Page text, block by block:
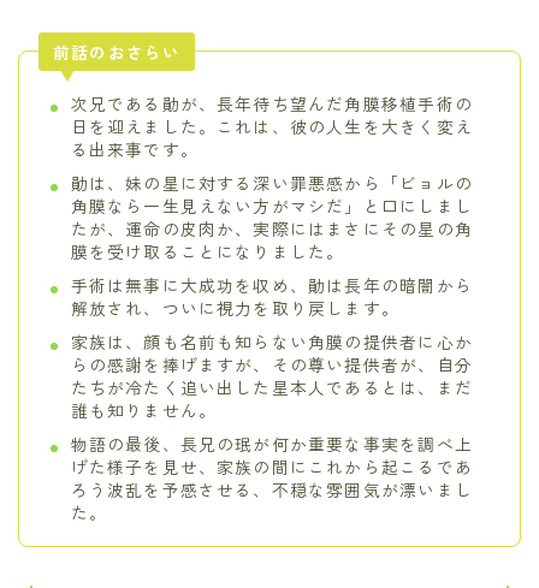
前話のおさらい
次兄である勛が、長年待ち望んだ角膜移植手術の
日を迎えました。これは、彼の人生を大きく変え
る出来事です。
勛は、妹の星に対する深い罪悪感から「ビョルの
角膜なら一生見えない方がマシだ」と口にしまし
たが、運命の皮肉か、実際にはまさにその星の角
膜を受け取ることになりました。
手術は無事に大成功を収め、勛は長年の暗闇から
解放され、ついに視力を取り戻します。
家族は、顔も名前も知らない角膜の提供者に心か
らの感謝を捧げますが、その尊い提供者が、自分
たちが冷たく追い出した星本人であるとは、まだ
誰も知りません。
物語の最後、長兄の珉が何か重要な事実を調べ上
げた様子を見せ、家族の間にこれから起こるであ
ろう波乱を予感させる、不穏な雰囲気が漂いまし
た。